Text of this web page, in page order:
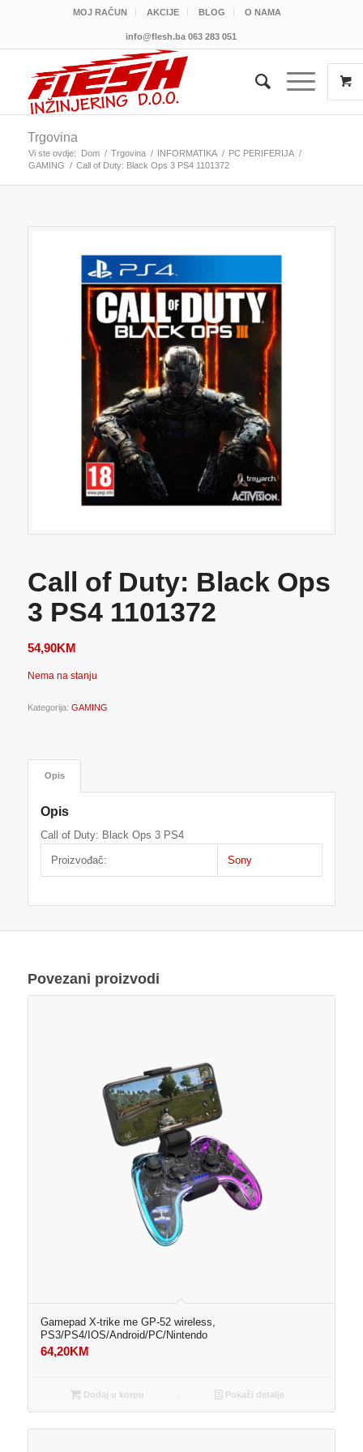
MOJ RAČUN AKCIJE BLOG O NAMA
info@flesh.ba 063 283 051
Trgovina
Vi ste ovdje: Dom / Trgovina / INFORMATIKA / PC PERIFERIJA /
GAMING / Call of Duty: Black Ops 3 PS4 1101372
Call of Duty: Black Ops
3 PS4 1101372
54,90KM
Nema na stanju
Kategorija: GAMING
Opis
Opis
Call of Duty: Black Ops 3 PS4
Proizvođač: Sony
Povezani proizvodi
Gamepad X-trike me GP-52 wireless,
PS3/PS4/IOS/Android/PC/Nintendo
64,20KM
Dodaj u korpu Pokaži detalje